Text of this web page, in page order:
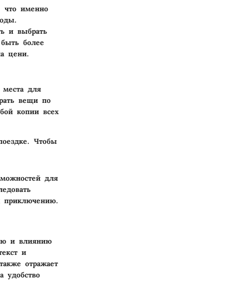
что именно
и выбрать
более
цени.
для
вещи по
копии всех
Чтобы
для
приключению.
и влиянию
и
отражает
удобство